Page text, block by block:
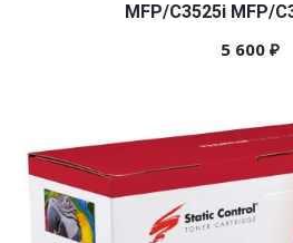
MFP/C3525i MFP/
5 600 ₽